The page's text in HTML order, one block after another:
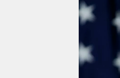
nord
verlag